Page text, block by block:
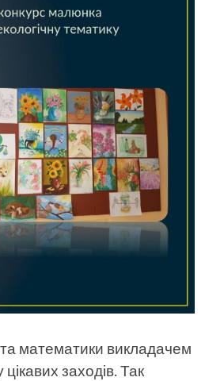
математики викладачем
заходів. Так